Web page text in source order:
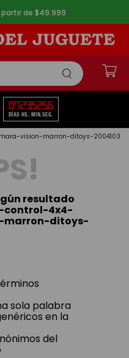
de $49.999
07
DÍAS
23
HS.
52
MIN.
56
SEG.
vision-marron-ditoys-2004103
resultado
4x4-
marron-ditoys-
sola palabra
en la
del